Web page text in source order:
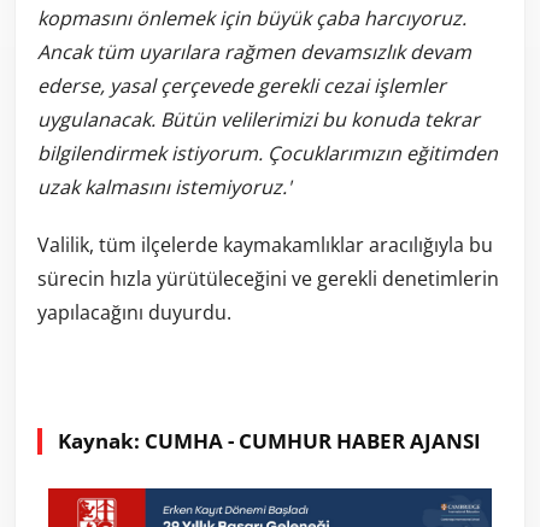
kopmasını önlemek için büyük çaba harcıyoruz.
Ancak tüm uyarılara rağmen devamsızlık devam
ederse, yasal çerçevede gerekli cezai işlemler
uygulanacak. Bütün velilerimizi bu konuda tekrar
bilgilendirmek istiyorum. Çocuklarımızın eğitimden
uzak kalmasını istemiyoruz.'
Valilik, tüm ilçelerde kaymakamlıklar aracılığıyla bu
sürecin hızla yürütüleceğini ve gerekli denetimlerin
yapılacağını duyurdu.
Kaynak: CUMHA - CUMHUR HABER AJANSI